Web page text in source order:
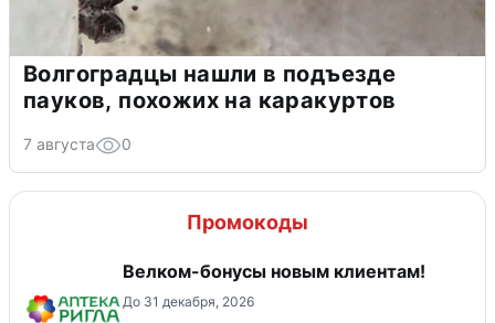
Волгоградцы нашли в подъезде
пауков, похожих на каракуртов
7 августа 0
Промокоды
Велком-бонусы новым клиентам!
До 31 декабря, 2026